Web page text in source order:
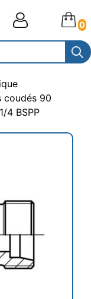
0
coudés 90
4 BSPP